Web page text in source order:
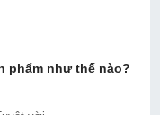
phẩm như thế nào?